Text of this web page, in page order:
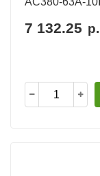
7 132.25 р.